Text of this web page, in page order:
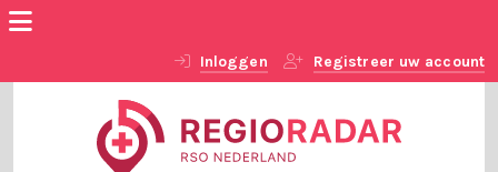
Inloggen Registreer uw account